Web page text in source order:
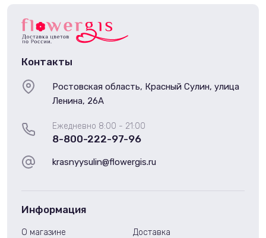
Контакты
Ежедневно 8:00 - 21:00
8-800-222-97-96
Ростовская область, Красный Сулин, улица
Ленина, 26А
krasnyysulin@flowergis.ru
Информация
О магазине Доставка